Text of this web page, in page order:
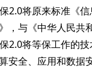
2.0将原来标准《
，与《中华人民
2.0将等保工作的
安全、应用和数